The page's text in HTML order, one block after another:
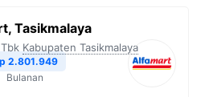
Tasikmalaya
Kabupaten Tasikmalaya
2.801.949
Bulanan